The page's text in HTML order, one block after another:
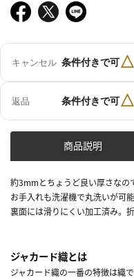
キャンセル 条件付きで可△
返品 条件付きで可△
商品説明
約3mmとちょうど良い厚さなの
お手入れも洗濯機で丸洗いが可
裏面には滑りにくい加工済み。
ジャカード織とは
ジャカード織の一番の特徴は織